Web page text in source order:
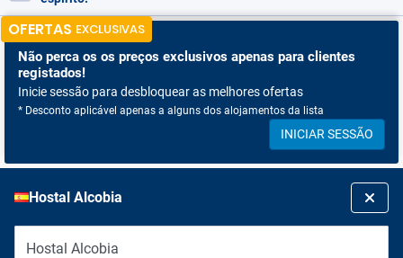
OFERTAS EXCLUSIVAS
Não perca os os preços exclusivos apenas para clientes
registados!
Inicie sessão para desbloquear as melhores ofertas
* Desconto aplicável apenas a alguns dos alojamentos da lista
INICIAR SESSÃO
Hostal Alcobia
Hostal Alcobia